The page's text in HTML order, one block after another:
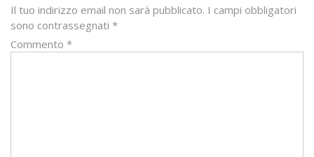
Il tuo indirizzo email non sarà pubblicato. I campi obbligatori
sono contrassegnati *
Commento *